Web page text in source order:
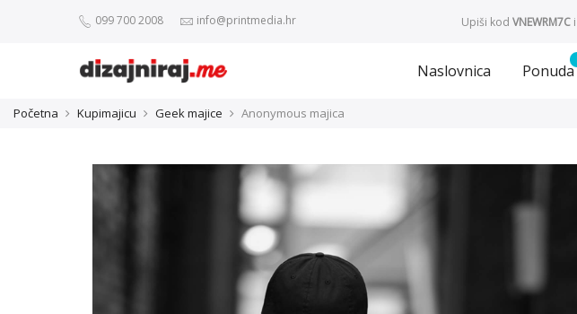
099 700 2008 info@printmedia.hr Upiši kodVNEWRM7C
Naslovnica Ponuda
Početna Kupimajicu Geek majice Anonymous majica